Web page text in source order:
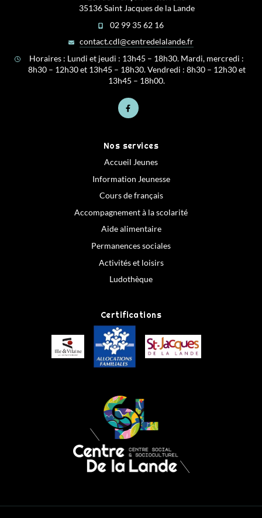
35136 Saint Jacques de la Lande
02 99 35 62 16
contact.cdl@centredelalande.fr
Horaires : Lundi et jeudi : 13h45 – 18h30. Mardi, mercredi :
8h30 – 12h30 et 13h45 – 18h30. Vendredi : 8h30 – 12h30 et
13h45 – 18h00.
Nos services
Accueil Jeunes
Information Jeunesse
Cours de français
Accompagnement à la scolarité
Aide alimentaire
Permanences sociales
Activités et loisirs
Ludothèque
Certifications